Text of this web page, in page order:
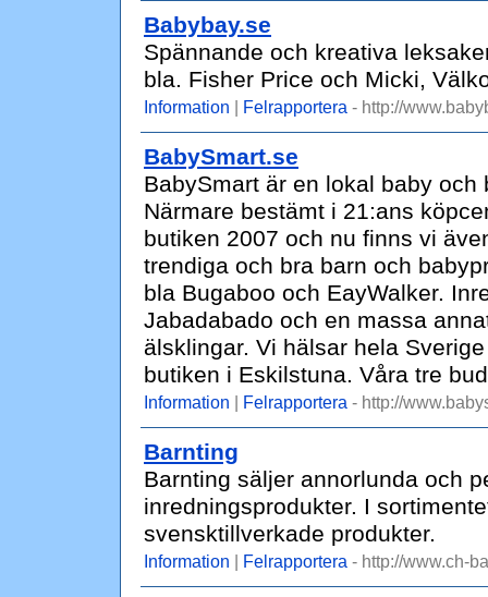
Babybay.se
Spännande och kreativa
bla. Fisher Price och Micki,
Information | Felrapportera - http://
BabySmart.se
BabySmart är en lokal baby
Närmare bestämt i 21:ans
butiken 2007 och nu finns vi
trendiga och bra barn och
bla Bugaboo och EayWalker.
Jabadabado och en massa
älsklingar. Vi hälsar hela
butiken i Eskilstuna. Våra tre
Information | Felrapportera - http://
Barnting
Barnting säljer annorlunda och
inredningsprodukter. I
svensktillverkade produkter.
Information | Felrapportera - http://www.ch-